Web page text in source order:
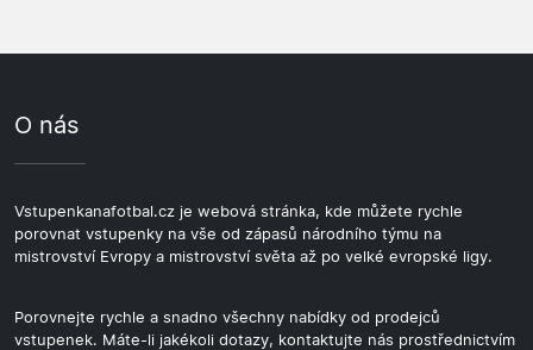
O nás
Vstupenkanafotbal.cz je webová stránka, kde můžete rychle
porovnat vstupenky na vše od zápasů národního týmu na
mistrovství Evropy a mistrovství světa až po velké evropské ligy.
Porovnejte rychle a snadno všechny nabídky od prodejců
vstupenek. Máte-li jakékoli dotazy, kontaktujte nás prostřednictvím